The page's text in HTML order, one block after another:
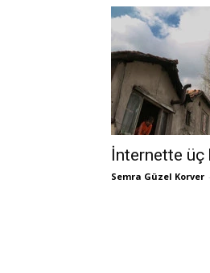
İnternette
Semra Güzel Korver -